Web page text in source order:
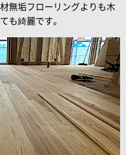
無垢フローリングよりも木
も綺麗です。